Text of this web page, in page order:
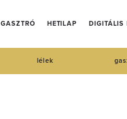
GASZTRÓ HETILAP DIGITÁLIS
lélek